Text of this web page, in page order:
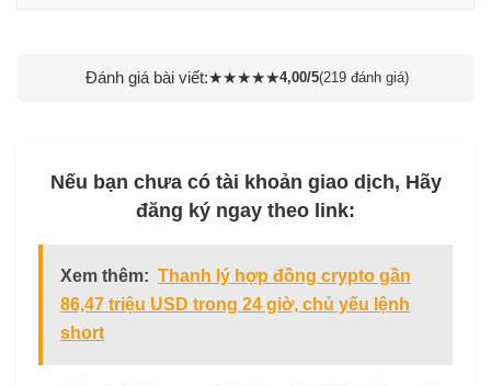
Đánh giá bài viết:★★★★★4,00/5(219 đánh giá)
Nếu bạn chưa có tài khoản giao dịch, Hãy
đăng ký ngay theo link:
Xem thêm: Thanh lý hợp đồng crypto gần
86,47 triệu USD trong 24 giờ, chủ yếu lệnh
short